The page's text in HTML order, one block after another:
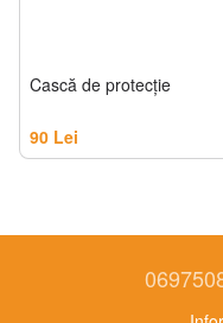
Cască de protecție
90 Lei